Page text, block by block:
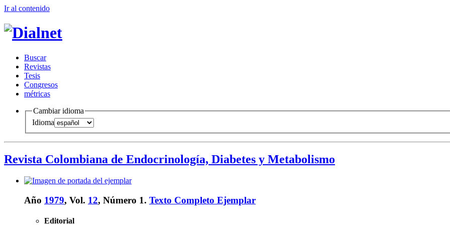
Ir al contenido
Buscar
Revistas
Tesis
Congresos
métricas
Cambiar idioma
Idioma
Revista Colombiana de Endocrinología, Diabetes y Metabolismo
Año 1979, Vol. 12, Número 1. Texto Completo Ejemplar
Editorial